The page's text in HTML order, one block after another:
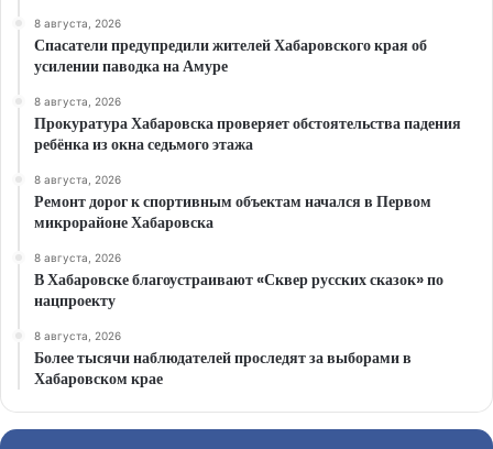
8 августа, 2026
Спасатели предупредили жителей Хабаровского края об
усилении паводка на Амуре
8 августа, 2026
Прокуратура Хабаровска проверяет обстоятельства падения
ребёнка из окна седьмого этажа
8 августа, 2026
Ремонт дорог к спортивным объектам начался в Первом
микрорайоне Хабаровска
8 августа, 2026
В Хабаровске благоустраивают «Сквер русских сказок» по
нацпроекту
8 августа, 2026
Более тысячи наблюдателей проследят за выборами в
Хабаровском крае